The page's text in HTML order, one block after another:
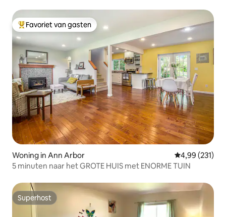
Topfavoriet van gasten
Favoriet van gasten
Woning in Ann Arbor Gemiddelde
4,99 (231)
5 minuten naar het GROTE HUIS met ENORME TUIN
Superhost
Superhost